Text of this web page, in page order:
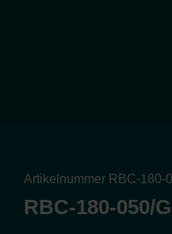
Artikelnummer RBC-180-
RBC-180-050/